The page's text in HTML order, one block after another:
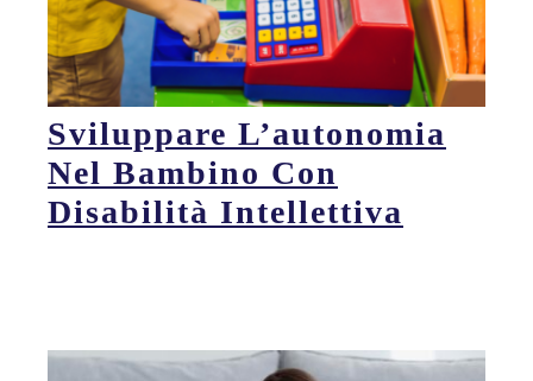
Sviluppare L’autonomia
Nel Bambino Con
Disabilità Intellettiva